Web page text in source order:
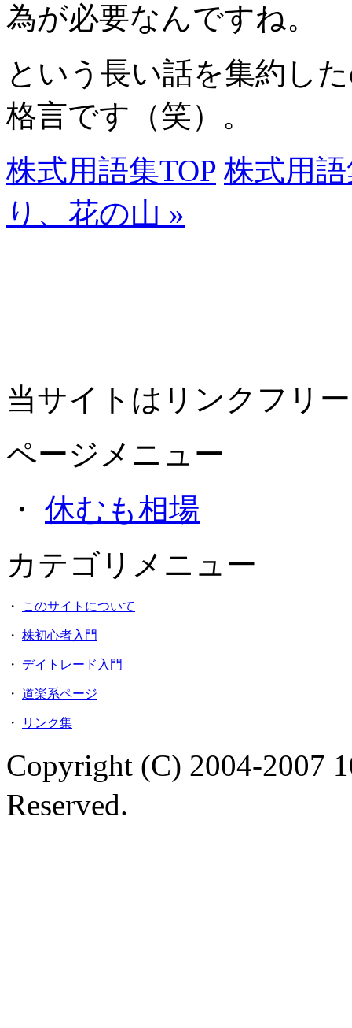
為が必要なんですね。
という長い話を集約し
格言です（笑）。
株式用語集TOP 株式用語
り、花の山 »
当サイトはリンクフリ
ページメニュー
・ 休むも相場
カテゴリメニュー
・ このサイトについて
・ 株初心者入門
・ デイトレード入門
・ 道楽系ページ
・ リンク集
Copyright (C) 2004-2007
Reserved.